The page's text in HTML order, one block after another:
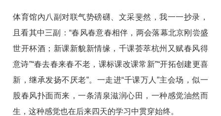
体育馆內八副对联气势磅礴、文采斐然，我一一抄录，
且看其中三副：“春风春意春相伴，两会落幕北京刚尝盛
世开杯酒；新课新貌新情缘，千课荟萃杭州又赋春风得
意诗”“春去春来春不老，课标课改课常新”“开拓创建更喜
新，继承发扬不厌老”。一走进“千课万人”主会场，似一
股春风扑面而来，一条清泉滋润心田，一种感觉油然而
生，这种感觉也在后来四天的学习中贯穿始终。